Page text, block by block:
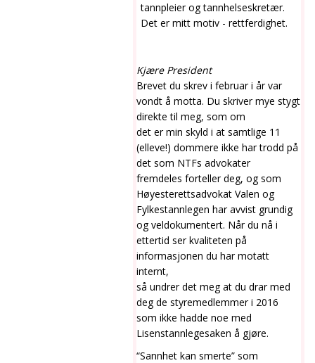
tannpleier og tannhelseskretær.
Det er mitt motiv - rettferdighet.
Kjære President
Brevet du skrev i februar i år var
vondt å motta. Du skriver mye stygt
direkte til meg, som om
det er min skyld i at samtlige 11
(elleve!) dommere ikke har trodd på
det som NTFs advokater
fremdeles forteller deg, og som
Høyesterettsadvokat Valen og
Fylkestannlegen har avvist grundig
og veldokumentert. Når du nå i
ettertid ser kvaliteten på
informasjonen du har motatt
internt,
så undrer det meg at du drar med
deg de styremedlemmer i 2016
som ikke hadde noe med
Lisenstannlegesaken å gjøre.
“Sannhet kan smerte” som